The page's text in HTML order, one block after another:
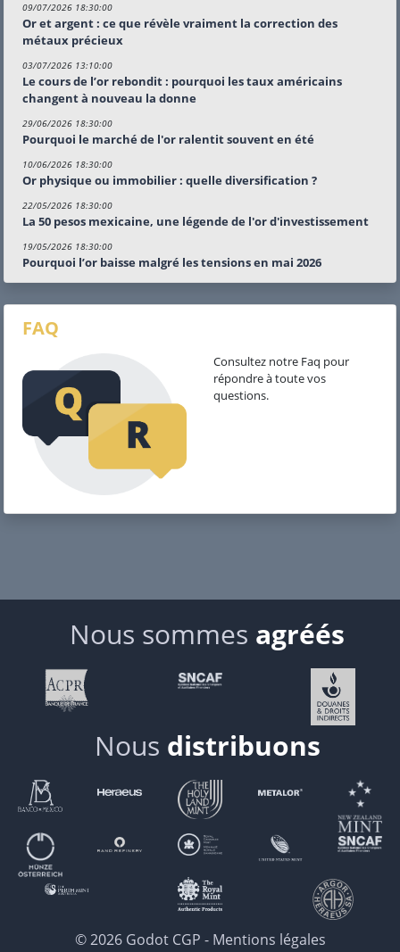
09/07/2026 18:30:00
Or et argent : ce que révèle vraiment la correction des
métaux précieux
03/07/2026 13:10:00
Le cours de l’or rebondit : pourquoi les taux américains
changent à nouveau la donne
29/06/2026 18:30:00
Pourquoi le marché de l'or ralentit souvent en été
10/06/2026 18:30:00
Or physique ou immobilier : quelle diversification ?
22/05/2026 18:30:00
La 50 pesos mexicaine, une légende de l'or d'investissement
19/05/2026 18:30:00
Pourquoi l’or baisse malgré les tensions en mai 2026
FAQ
Consultez notre Faq pour
répondre à toute vos
questions.
Nous sommes agréés
Nous distribuons
© 2026 Godot CGP - Mentions légales